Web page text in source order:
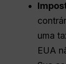
uma
EUA